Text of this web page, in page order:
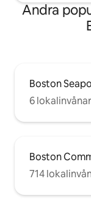
Andra
Boston
6
Boston
714